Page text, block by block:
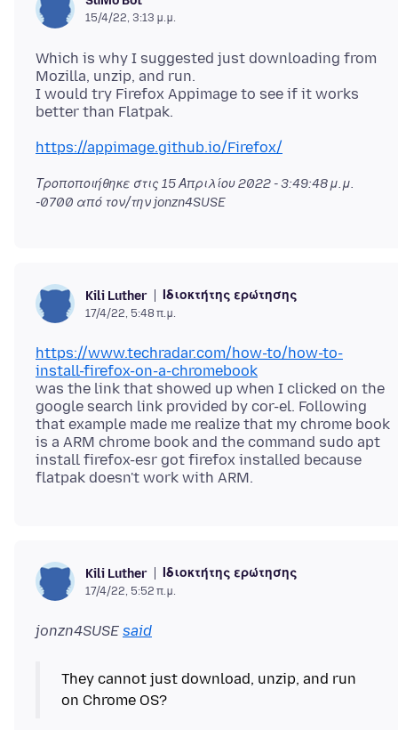
15/4/22, 3:13 μ.μ.
Which is why I suggested just downloading from
Mozilla, unzip, and run.
I would try Firefox Appimage to see if it works
https://appimage.github.io/Firefox/
Τροποποιήθηκε στις 15 Απριλίου 2022 - 3:49:48 μ.μ.
-0700 από τον/την jonzn4SUSE
Kili Luther Ιδιοκτήτης ερώτησης
17/4/22, 5:48 π.μ.
https://www.techradar.com/how-to/how-to-
install-firefox-on-a-chromebook
was the link that showed up when I clicked on the
google search link provided by cor-el. Following
that example made me realize that my chrome book
is a ARM chrome book and the command sudo apt
install firefox-esr got firefox installed because
Kili Luther Ιδιοκτήτης ερώτησης
17/4/22, 5:52 π.μ.
jonzn4SUSE said
They cannot just download, unzip, and run